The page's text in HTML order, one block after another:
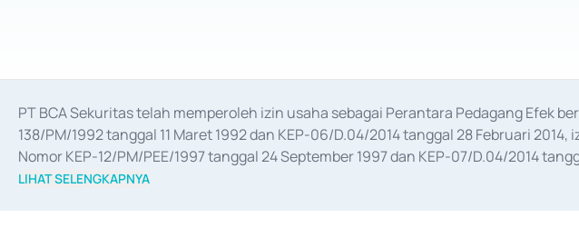
PT BCA Sekuritas telah memperoleh izin usaha sebagai Perantara Pedagang Efek
138/PM/1992 tanggal 11 Maret 1992 dan KEP-06/D.04/2014 tanggal 28 Februari
Nomor KEP-12/PM/PEE/1997 tanggal 24 September 1997 dan KEP-07/D.04/2014
merger, akuisisi, divestasi, dan
LIHAT SELENGKAPNYA